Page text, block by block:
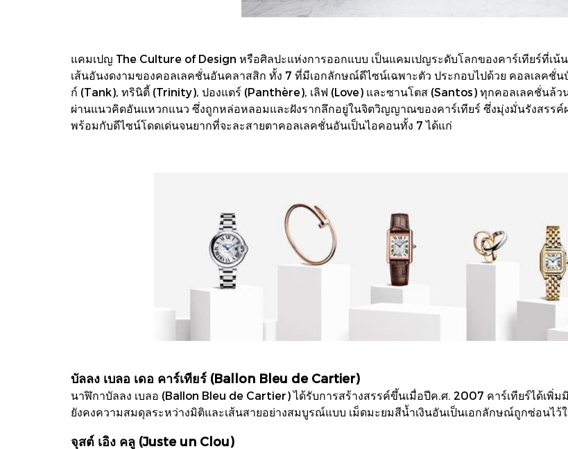
แคมเปญ The Culture of Design หรือศิลปะแห่งการออกแบบ เป็นแคมเปญระดับโลกของคาร์เทียร์ที่เ
เส้นอันงดงามของคอลเลคชั่นอันคลาสสิก ทั้ง 7 ที่มีเอกลักษณ์ดีไซน์เฉพาะตัว ประกอบไปด้วย คอลเลคชั่น
ก์ (Tank), ทรินิตี้ (Trinity), ปองแตร์ (Panthère), เลิฟ (Love) และซานโตส (Santos) ทุกคอลเลคชั่นล้ว
ผ่านแนวคิดอันแหวกแนว ซึ่งถูกหล่อหลอมและฝังรากลึกอยู่ในจิตวิญญาณของคาร์เทียร์ ซึ่งมุ่งมั่นรังสรรค์
พร้อมกับดีไซน์โดดเด่นจนยากที่จะละสายตาคอลเลคชั่นอันเป็นไอคอนทั้ง 7 ได้แก่
บัลลง เบลอ เดอ คาร์เทียร์ (Ballon Bleu de Cartier)
นาฬิกาบัลลง เบลอ (Ballon Bleu de Cartier) ได้รับการสร้างสรรค์ขึ้นเมื่อปีค.ศ. 2007 คาร์เทียร์ได้เ
ยังคงความสมดุลระหว่างมิติและเส้นสายอย่างสมบูรณ์แบบ เม็ดมะยมสีน้ำเงินอันเป็นเอกลักษณ์ถูกซ่อนไ
จุสต์ เอิง คลู (Juste un Clou)